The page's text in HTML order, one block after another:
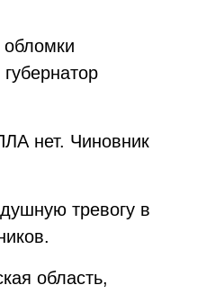
нет. Чиновник
тревогу в
область,